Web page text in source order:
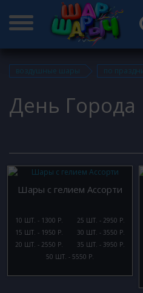
воздушные шары по
День Города
Шары с гелием Ассорти
10 ШТ. - 1300 Р.
15 ШТ. - 1950 Р.
20 ШТ. - 2550 Р.
25 ШТ. - 2950 Р.
30 ШТ. - 3550 Р.
35 ШТ. - 3950 Р.
50 ШТ. - 5550 Р.